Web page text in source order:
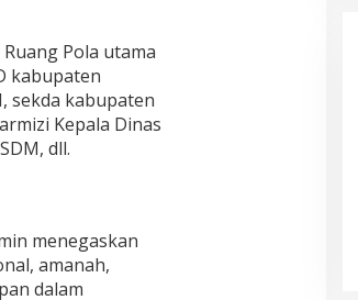
Pola utama
kabupaten
sekda kabupaten
Kepala Dinas
dll.
menegaskan
amanah,
dalam